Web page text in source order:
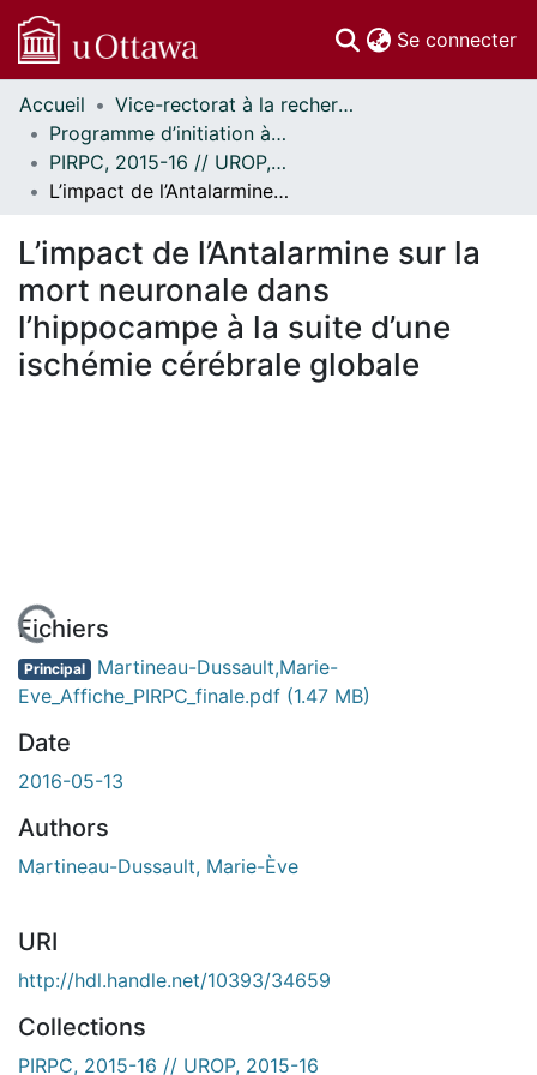
Se connecter
Communautés
et collections
Parcourir
Statistiques
À propos
Accueil
Vice-rectorat à la recherche // Office of the V-P, Research
Programme d’initiation à la recherche au premier cycle (PIRPC) // Undergraduate Research Opportunity Program (UROP)
PIRPC, 2015-16 // UROP, 2015-16
L’impact de l’Antalarmine sur la mort neuronale dans l’hippocampe à la suite d’une ischémie cérébrale globale
L’impact de l’Antalarmine sur la
mort neuronale dans
l’hippocampe à la suite d’une
ischémie cérébrale globale
En cours de chargement...
Fichiers
Principal Martineau-Dussault,Marie-
Eve_Affiche_PIRPC_finale.pdf (1.47 MB)
Date
2016-05-13
Authors
Martineau-Dussault, Marie-Ève
URI
http://hdl.handle.net/10393/34659
Collections
PIRPC, 2015-16 // UROP, 2015-16